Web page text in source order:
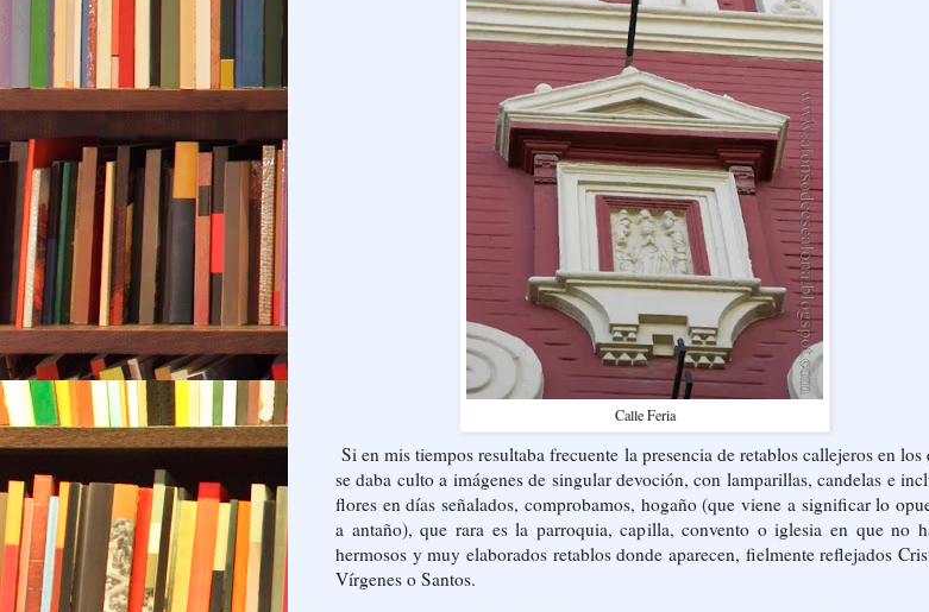
Calle Feria
Si en mis tiempos resultaba frecuente la presencia de retablos callejeros en los
se daba culto a imágenes de singular devoción, con lamparillas, candelas e
flores en días señalados, comprobamos, hogaño (que viene a significar lo
a antaño), que rara es la parroquia, capilla, convento o iglesia en que no
hermosos y muy elaborados retablos donde aparecen, fielmente reflejados
Vírgenes o Santos.